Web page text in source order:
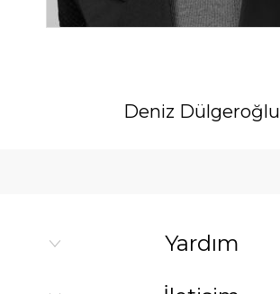
Deniz Dülgeroğlu
Yardım